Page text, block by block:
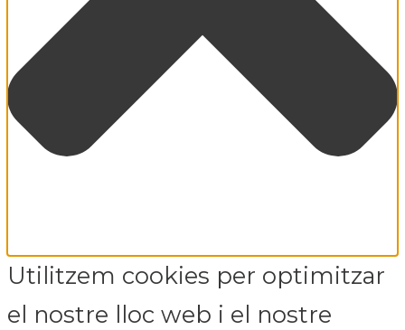
Utilitzem cookies per optimitzar
el nostre lloc web i el nostre